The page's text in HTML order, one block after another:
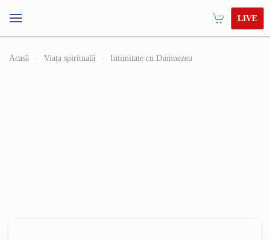
LIVE
Acasă Viața spirituală Intimitate cu Dumnezeu